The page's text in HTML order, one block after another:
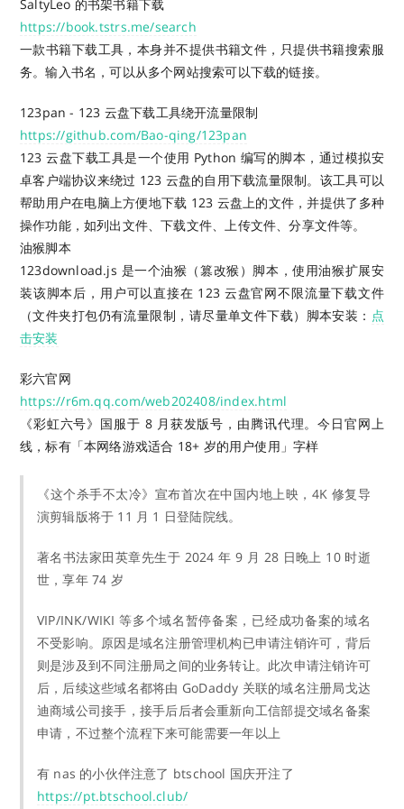
SaltyLeo 的书架书籍下载
https://book.tstrs.me/search
一款书籍下载工具，本身并不提供书籍文件，只提供书籍搜索服
务。输入书名，可以从多个网站搜索可以下载的链接。
123pan - 123 云盘下载工具绕开流量限制
https://github.com/Bao-qing/123pan
123 云盘下载工具是一个使用 Python 编写的脚本，通过模拟安
卓客户端协议来绕过 123 云盘的自用下载流量限制。该工具可以
帮助用户在电脑上方便地下载 123 云盘上的文件，并提供了多种
操作功能，如列出文件、下载文件、上传文件、分享文件等。
油猴脚本
123download.js 是一个油猴（篡改猴）脚本，使用油猴扩展安
装该脚本后，用户可以直接在 123 云盘官网不限流量下载文件
（文件夹打包仍有流量限制，请尽量单文件下载）脚本安装： 点
击安装
彩六官网
https://r6m.qq.com/web202408/index.html
《彩虹六号》国服于 8 月获发版号，由腾讯代理。今日官网上
线，标有「本网络游戏适合 18+ 岁的用户使用」字样
《这个杀手不太冷》宣布首次在中国内地上映，4K 修复导
演剪辑版将于 11 月 1 日登陆院线。
著名书法家田英章先生于 2024 年 9 月 28 日晚上 10 时逝
世，享年 74 岁
VIP/INK/WIKI 等多个域名暂停备案，已经成功备案的域名
不受影响。原因是域名注册管理机构已申请注销许可，背后
则是涉及到不同注册局之间的业务转让。此次申请注销许可
后，后续这些域名都将由 GoDaddy 关联的域名注册局戈达
迪商域公司接手，接手后后者会重新向工信部提交域名备案
申请，不过整个流程下来可能需要一年以上
有 nas 的小伙伴注意了 btschool 国庆开注了
https://pt.btschool.club/